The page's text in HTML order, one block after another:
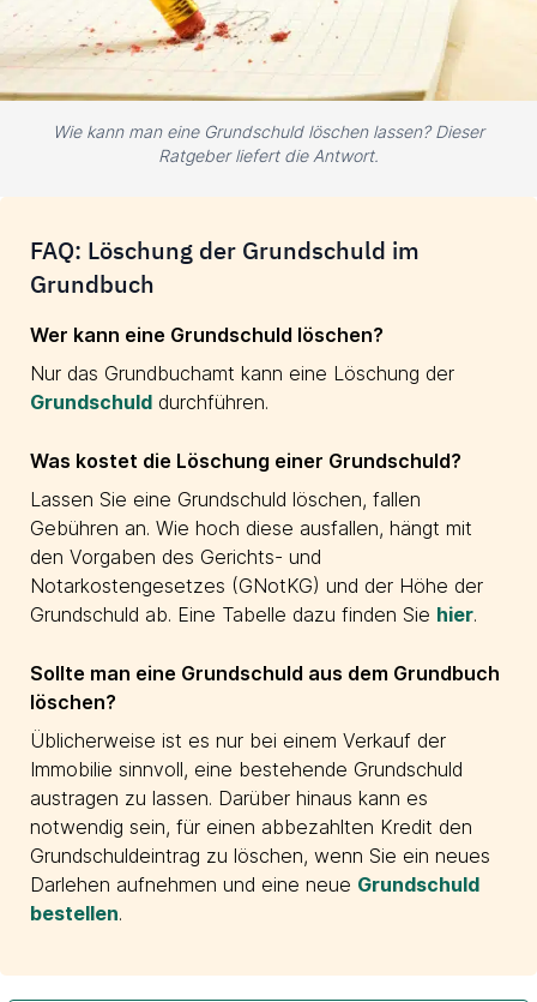
Wie kann man eine Grundschuld löschen lassen? Dieser
Ratgeber liefert die Antwort.
FAQ: Löschung der Grundschuld im
Grundbuch
Wer kann eine Grundschuld löschen?
Nur das Grundbuchamt kann eine Löschung der
Grundschuld durchführen.
Was kostet die Löschung einer Grundschuld?
Lassen Sie eine Grundschuld löschen, fallen
Gebühren an. Wie hoch diese ausfallen, hängt mit
den Vorgaben des Gerichts- und
Notarkostengesetzes (GNotKG) und der Höhe der
Grundschuld ab. Eine Tabelle dazu finden Sie hier.
Sollte man eine Grundschuld aus dem Grundbuch
löschen?
Üblicherweise ist es nur bei einem Verkauf der
Immobilie sinnvoll, eine bestehende Grundschuld
austragen zu lassen. Darüber hinaus kann es
notwendig sein, für einen abbezahlten Kredit den
Grundschuldeintrag zu löschen, wenn Sie ein neues
Darlehen aufnehmen und eine neue Grundschuld
bestellen.